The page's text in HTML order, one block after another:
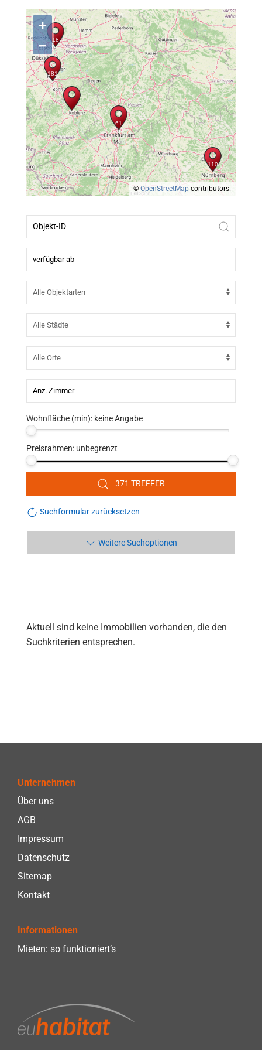
+
–
© OpenStreetMap contributors.
Wohnfläche (min): keine Angabe
Preisrahmen: unbegrenzt
371 TREFFER
Suchformular zurücksetzen
Weitere Suchoptionen
Aktuell sind keine Immobilien vorhanden, die den
Suchkriterien entsprechen.
Unternehmen
Über uns
AGB
Impressum
Datenschutz
Sitemap
Kontakt
Informationen
Mieten: so funktioniert’s